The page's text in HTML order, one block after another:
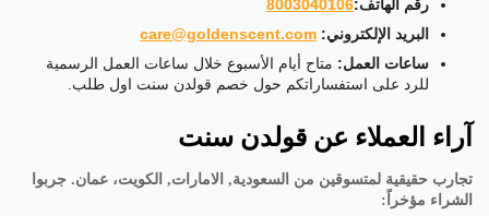
رقم الهاتف:8003040106
البريد الإلكتروني: care@goldenscent.com
ساعات العمل: متاح أيام الأسبوع خلال ساعات العمل الرسمية
للرد على استفساراتكم حول خصم قولدن سنت اول طلب.
آراء العملاء عن قولدن سنت
تجارب حقيقية لمتسوقين من السعودية, الامارات, الكويت، عمان. جربوا
الشراء مؤخراً: